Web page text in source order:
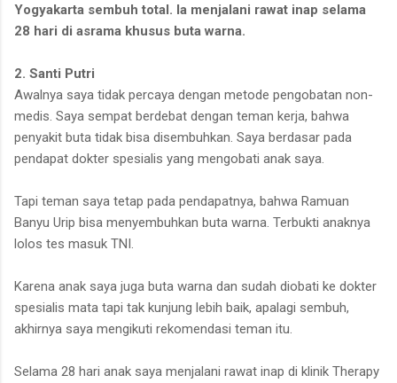
Yogyakarta sembuh total. Ia menjalani rawat inap selama
28 hari di asrama khusus buta warna.
2. Santi Putri
Awalnya saya tidak percaya dengan metode pengobatan non-
medis. Saya sempat berdebat dengan teman kerja, bahwa
penyakit buta tidak bisa disembuhkan. Saya berdasar pada
pendapat dokter spesialis yang mengobati anak saya.
Tapi teman saya tetap pada pendapatnya, bahwa Ramuan
Banyu Urip bisa menyembuhkan buta warna. Terbukti anaknya
lolos tes masuk TNI.
Karena anak saya juga buta warna dan sudah diobati ke dokter
spesialis mata tapi tak kunjung lebih baik, apalagi sembuh,
akhirnya saya mengikuti rekomendasi teman itu.
Selama 28 hari anak saya menjalani rawat inap di klinik Therapy